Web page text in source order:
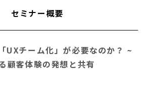
セミナー概要
UXチーム化」が必要なのか？ ~
顧客体験の発想と共有